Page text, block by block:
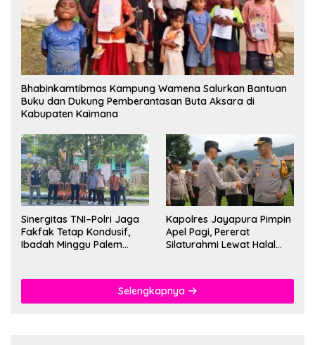
Bhabinkamtibmas Kampung Wamena Salurkan Bantuan
Buku dan Dukung Pemberantasan Buta Aksara di
Kabupaten Kaimana
Sinergitas TNI–Polri Jaga
Fakfak Tetap Kondusif,
Ibadah Minggu Palem
Kapolres Jayapura Pimpin
Apel Pagi, Pererat
Silaturahmi Lewat Halal
Selengkapnya